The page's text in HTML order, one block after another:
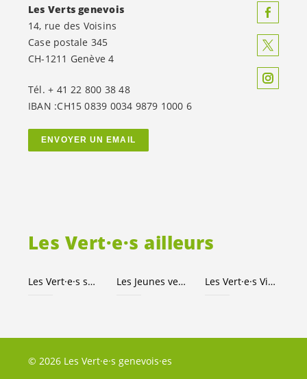
Les Vert·e·s ailleurs
Les Vert·e·s suisses Les Jeunes vert-e-s Les Vert·e·s Ville de Genève
Les Verts genevois
14, rue des Voisins
Case postale 345
CH-1211 Genève 4
Tél. + 41 22 800 38 48
IBAN :CH15 0839 0034 9879 1000 6
ENVOYER UN EMAIL
© 2026 Les Vert·e·s genevois·es